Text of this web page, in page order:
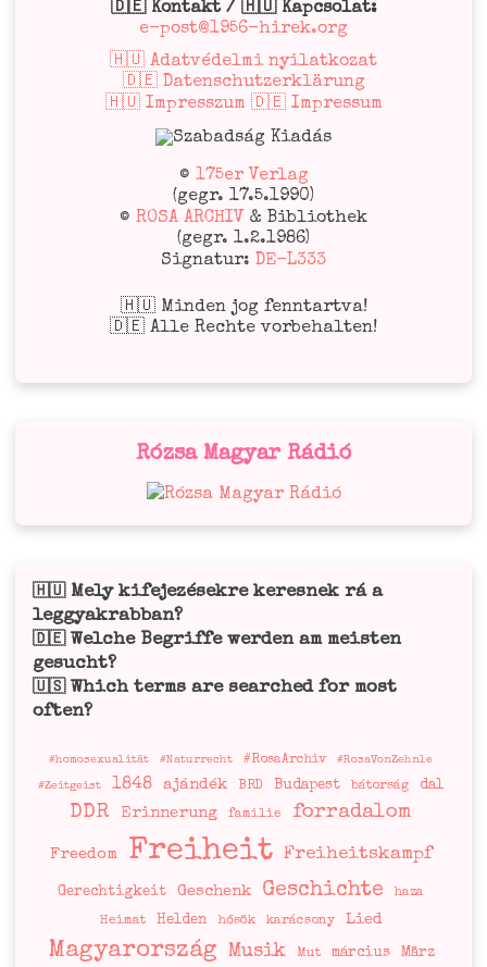
🇩🇪 Kontakt / 🇭🇺 Kapcsolat:
e-post@1956-hirek.org
🇭🇺 Adatvédelmi nyilatkozat
🇩🇪 Datenschutzerklärung
🇭🇺 Impresszum 🇩🇪 Impressum
© 175er Verlag
(gegr. 17.5.1990)
© ROSA ARCHIV & Bibliothek
(gegr. 1.2.1986)
Signatur: DE-L333
🇭🇺 Minden jog fenntartva!
🇩🇪 Alle Rechte vorbehalten!
Rózsa Magyar Rádió
🇭🇺 Mely kifejezésekre keresnek rá a
leggyakrabban?
🇩🇪 Welche Begriffe werden am meisten
gesucht?
🇺🇸 Which terms are searched for most
often?
#homosexualität #Naturrecht #RosaArchiv #RosaVonZehnle
#Zeitgeist 1848 ajándék BRD Budapest bátorság dal
DDR Erinnerung familie forradalom
Freedom Freiheit Freiheitskampf
Gerechtigkeit Geschenk Geschichte haza
Heimat Helden hősök karácsony Lied
Magyarország Musik Mut március März